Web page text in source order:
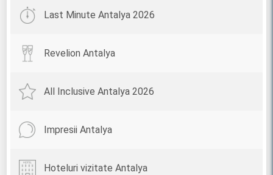
Last Minute Antalya 2026
Revelion Antalya
All Inclusive Antalya 2026
Impresii Antalya
Hoteluri vizitate Antalya